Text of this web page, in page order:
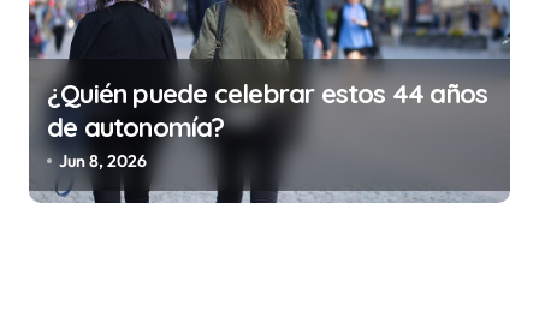
¿Quién puede celebrar estos 44 años
de autonomía?
Jun 8, 2026